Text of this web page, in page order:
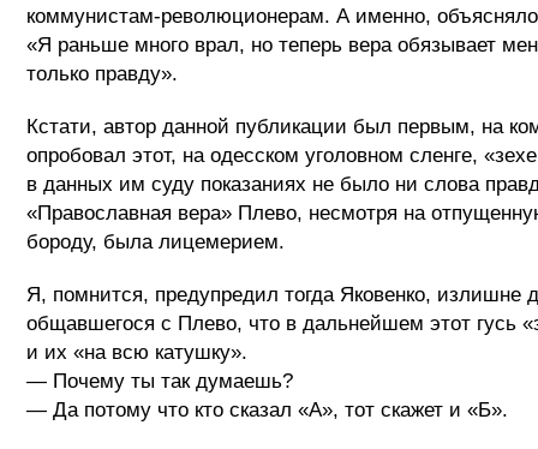
коммунистам-революционерам. А именно,
«Я раньше много врал, но теперь вера обязывает
только правду».
Кстати, автор данной публикации был первым, на
опробовал этот, на одесском уголовном сленге,
в данных им суду показаниях не было ни слова
«Православная вера» Плево, несмотря на
бороду, была лицемерием.
Я, помнится, предупредил тогда Яковенко, излишне
общавшегося с Плево, что в дальнейшем этот гусь
и их «на всю катушку».
— Почему ты так думаешь?
— Да потому что кто сказал «А», тот скажет и «Б».